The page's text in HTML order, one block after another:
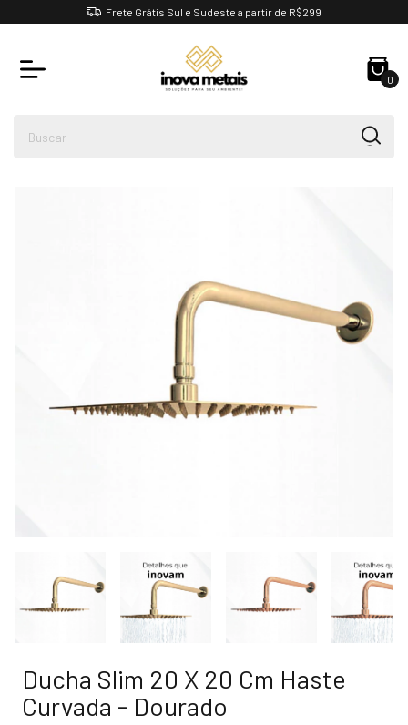
Frete Grátis Sul e Sudeste a partir de R$299
0
Ducha Slim 20 X 20 Cm Haste
Curvada - Dourado